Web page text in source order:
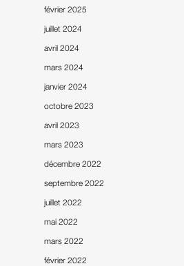
février 2025
juillet 2024
avril 2024
mars 2024
janvier 2024
octobre 2023
avril 2023
mars 2023
décembre 2022
septembre 2022
juillet 2022
mai 2022
mars 2022
février 2022